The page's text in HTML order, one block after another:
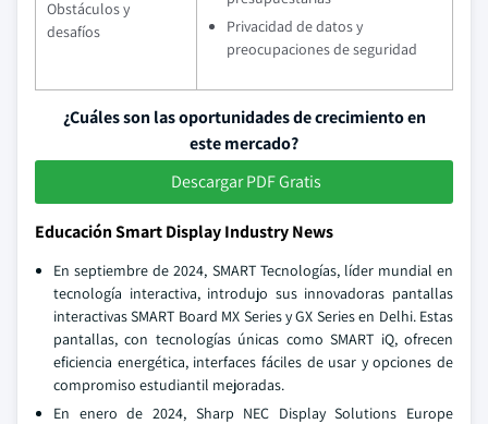
Obstáculos y
desafíos
Privacidad de datos y
preocupaciones de seguridad
¿Cuáles son las oportunidades de crecimiento en
este mercado?
Descargar PDF Gratis
Educación Smart Display Industry News
En septiembre de 2024, SMART Tecnologías, líder mundial en
tecnología interactiva, introdujo sus innovadoras pantallas
interactivas SMART Board MX Series y GX Series en Delhi. Estas
pantallas, con tecnologías únicas como SMART iQ, ofrecen
eficiencia energética, interfaces fáciles de usar y opciones de
compromiso estudiantil mejoradas.
En enero de 2024, Sharp NEC Display Solutions Europe